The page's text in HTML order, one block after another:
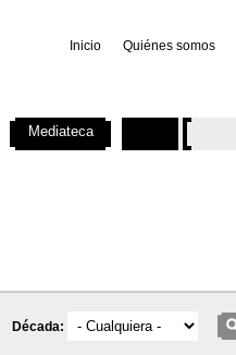
Inicio Quiénes somos
Década:
Mediateca